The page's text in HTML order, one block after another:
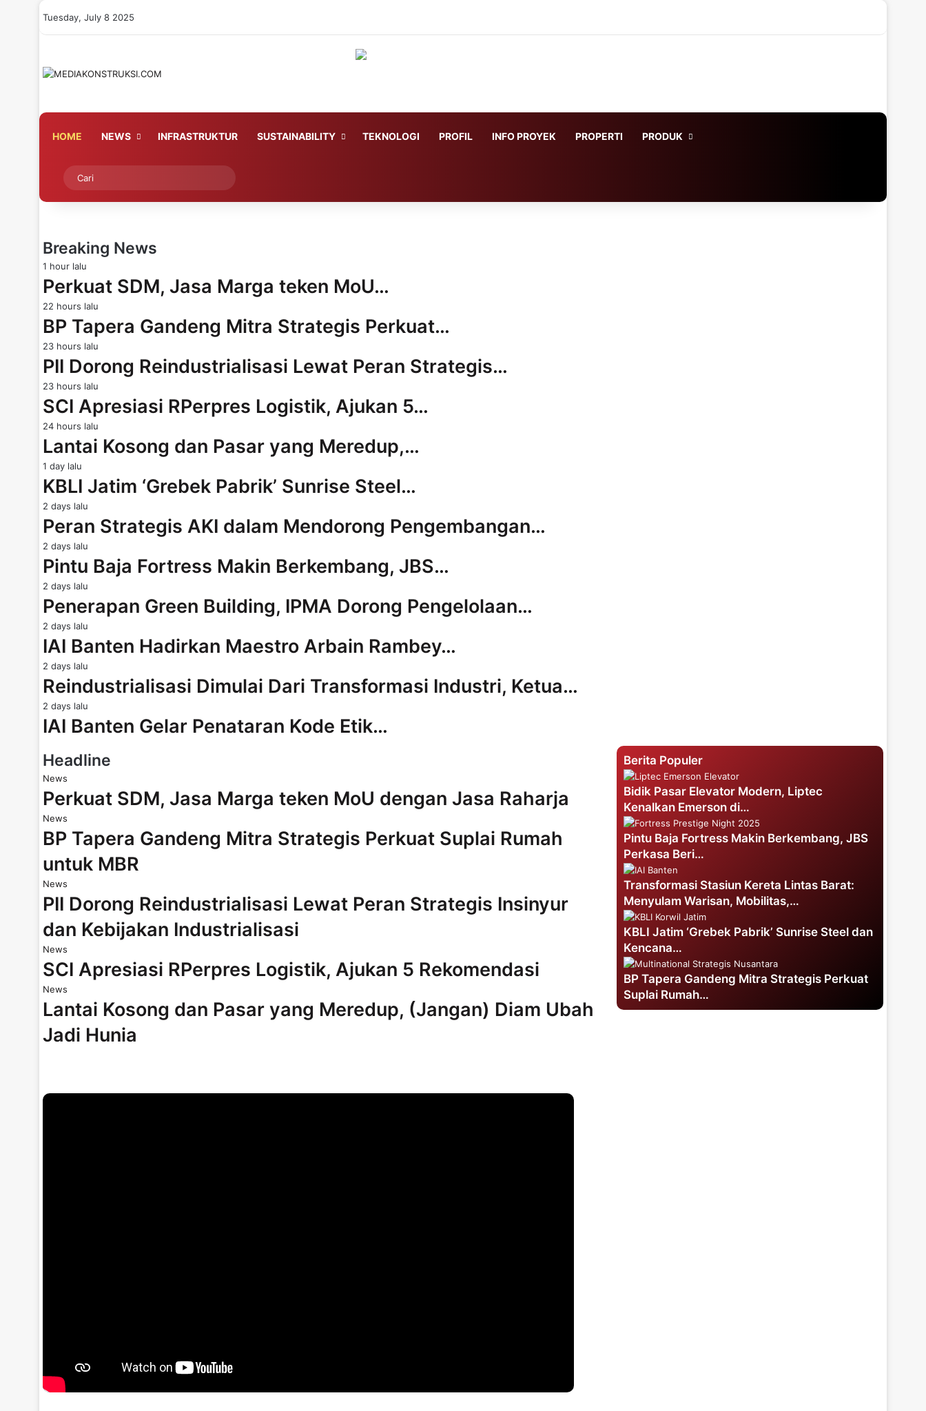
Tuesday, July 8 2025
HOME NEWS INFRASTRUKTUR SUSTAINABILITY TEKNOLOGI PROFIL INFO PROYEK PROPERTI PRODUK
Switch skin
Breaking News
1 hour lalu
Perkuat SDM, Jasa Marga teken MoU…
22 hours lalu
BP Tapera Gandeng Mitra Strategis Perkuat…
23 hours lalu
PII Dorong Reindustrialisasi Lewat Peran Strategis…
23 hours lalu
SCI Apresiasi RPerpres Logistik, Ajukan 5…
24 hours lalu
Lantai Kosong dan Pasar yang Meredup,…
1 day lalu
KBLI Jatim ‘Grebek Pabrik’ Sunrise Steel…
2 days lalu
Peran Strategis AKI dalam Mendorong Pengembangan…
2 days lalu
Pintu Baja Fortress Makin Berkembang, JBS…
2 days lalu
Penerapan Green Building, IPMA Dorong Pengelolaan…
2 days lalu
IAI Banten Hadirkan Maestro Arbain Rambey…
2 days lalu
Reindustrialisasi Dimulai Dari Transformasi Industri, Ketua…
2 days lalu
IAI Banten Gelar Penataran Kode Etik…
Headline
News
Perkuat SDM, Jasa Marga teken MoU dengan Jasa Raharja
News
BP Tapera Gandeng Mitra Strategis Perkuat Suplai Rumah
untuk MBR
News
PII Dorong Reindustrialisasi Lewat Peran Strategis Insinyur
dan Kebijakan Industrialisasi
News
SCI Apresiasi RPerpres Logistik, Ajukan 5 Rekomendasi
News
Lantai Kosong dan Pasar yang Meredup, (Jangan) Diam Ubah
Jadi Hunia
Berita Populer
Bidik Pasar Elevator Modern, Liptec
Kenalkan Emerson di…
Pintu Baja Fortress Makin Berkembang, JBS
Perkasa Beri…
Transformasi Stasiun Kereta Lintas Barat:
Menyulam Warisan, Mobilitas,…
KBLI Jatim ‘Grebek Pabrik’ Sunrise Steel dan
Kencana…
BP Tapera Gandeng Mitra Strategis Perkuat
Suplai Rumah…